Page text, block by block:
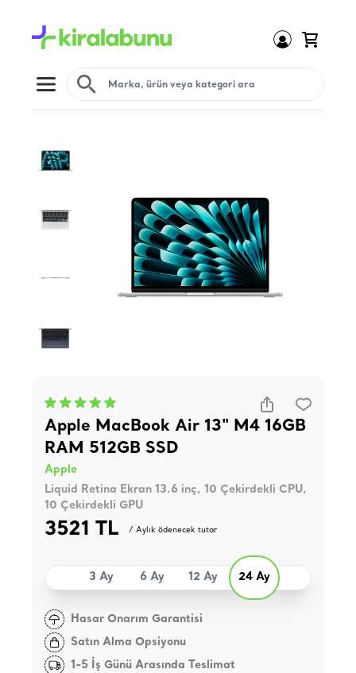
Open menu
Apple MacBook Air 13" M4 16GB
RAM 512GB SSD
Apple
Liquid Retina Ekran 13.6 inç, 10 Çekirdekli CPU,
10 Çekirdekli GPU
3521 TL / Aylık ödenecek tutar
3 Ay 6 Ay 12 Ay 24 Ay
Hasar Onarım Garantisi
Satın Alma Opsiyonu
1-5 İş Günü Arasında Teslimat